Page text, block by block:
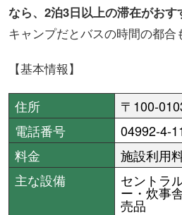
なら、2泊3日以上の滞在がおす
キャンプだとバスの時間の都合
【基本情報】
住所
〒100-
電話番号
04992-4-
料金
施設利用
主な設備
セントラ
ー・炊事
売品